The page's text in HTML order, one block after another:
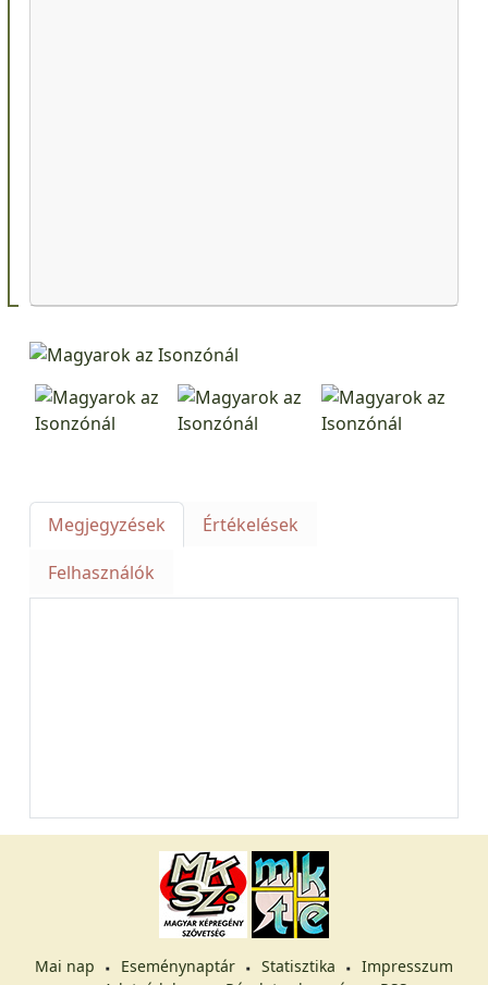
Megjegyzések
Értékelések
Felhasználók
Mai nap Eseménynaptár Statisztika
Impresszum